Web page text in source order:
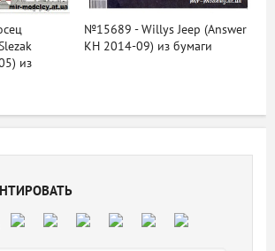
из
№15689 - Willys Jeep (Answer
KH 2014-09) из бумаги